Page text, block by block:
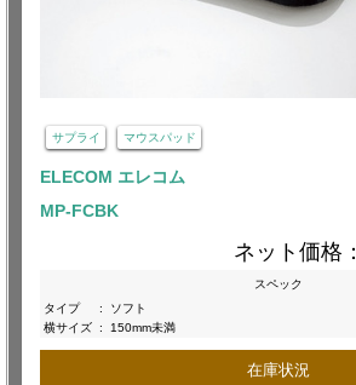
サプライ マウスパッド
ELECOM エレコム
MP-FCBK
ネット価格：
スペック
タイプ
:
ソフト
横サイズ : 150mm未満
在庫状況